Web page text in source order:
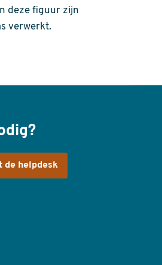
deze figuur zijn
verwerkt.
de helpdesk